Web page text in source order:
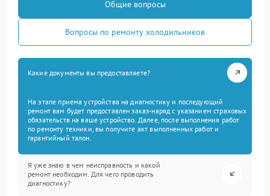
Общие вопросы
Вопросы по ремонту холодильников
Какие документы вы предоставляете?
На этапе приема устройства на диагностику и последующий
ремонт вам будет предоставлен заказ-наряд с указанием страховых
обязательств на ваше устройство. Далее, после выполнения работ
по ремонту техники, вы получите акт выполненных работ и
гарантийный талон.
Я уже знаю в чем неисправность и какой
ремонт необходим. Для чего проводить
диагностику?